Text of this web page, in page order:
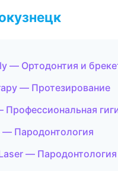
— Ортодонтия и
— Протезирование
— Пародонтология
— Пародонтология